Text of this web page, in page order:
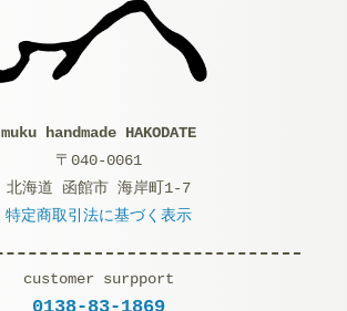
muku handmade HAKODATE
〒040-0061
北海道 函館市 海岸町1-7
特定商取引法に基づく表示
customer surpport